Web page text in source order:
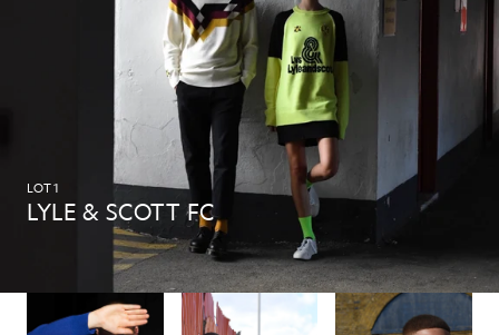
LOT 1
LYLE & SCOTT FC